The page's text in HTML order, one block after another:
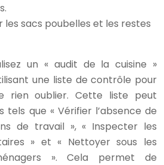
les sacs poubelles et les restes
un « audit de la cuisine »
une liste de contrôle pour
rien oublier. Cette liste peut
tels que « Vérifier l’absence de
de travail », « Inspecter les
» et « Nettoyer sous les
». Cela permet de